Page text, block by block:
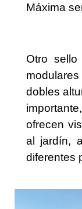
Máxima
Otro
dobles
ofrecen
al jardín,
diferentes